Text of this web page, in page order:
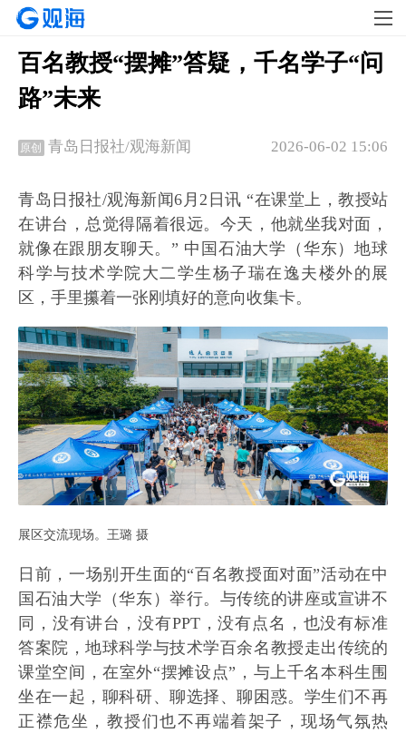
百名教授“摆摊”答疑，千名学子“问
路”未来
原创 2026-06-02 15:06
青岛日报社/观海新闻
青岛日报社/观海新闻6月2日讯 “在课堂上，教授站
在讲台，总觉得隔着很远。今天，他就坐我对面，
就像在跟朋友聊天。” 中国石油大学（华东）地球
科学与技术学院大二学生杨子瑞在逸夫楼外的展
区，手里攥着一张刚填好的意向收集卡。
展区交流现场。王璐 摄
日前，一场别开生面的“百名教授面对面”活动在中
国石油大学（华东）举行。与传统的讲座或宣讲不
同，没有讲台，没有PPT，没有点名，也没有标准
答案院，地球科学与技术学百余名教授走出传统的
课堂空间，在室外“摆摊设点”，与上千名本科生围
坐在一起，聊科研、聊选择、聊困惑。学生们不再
正襟危坐，教授们也不再端着架子，现场气氛热